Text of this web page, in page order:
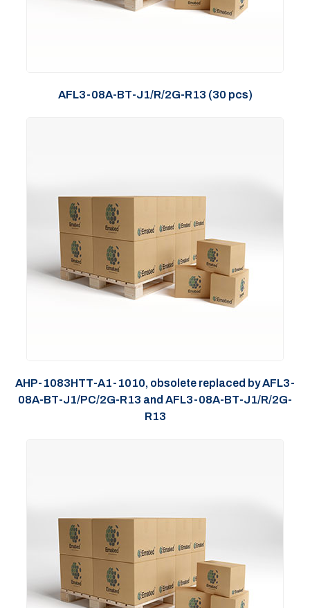
AFL3-08A-BT-J1/R/2G-R13 (30 pcs)
AHP-1083HTT-A1-1010, obsolete replaced by AFL3-
08A-BT-J1/PC/2G-R13 and AFL3-08A-BT-J1/R/2G-
R13